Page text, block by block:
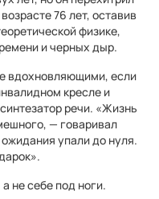
76 лет, оставив
физике,
и черных дыр.
вдохновляющими, если
кресле и
речи. «Жизнь
— говаривал
упали до нуля.
не себе под ноги.